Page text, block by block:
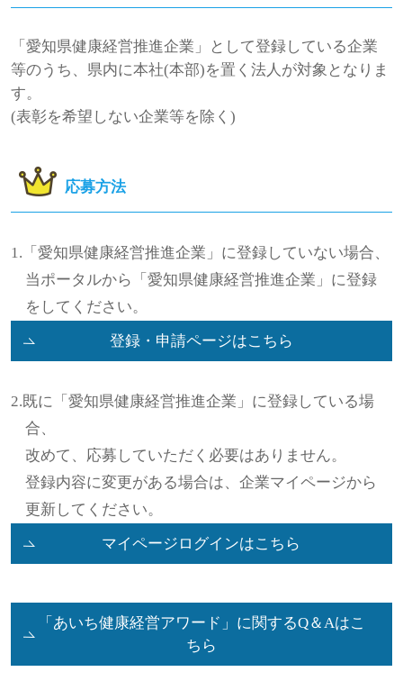
「愛知県健康経営推進企業」として登録している企業
等のうち、県内に本社(本部)を置く法人が対象となりま
す。
(表彰を希望しない企業等を除く)
応募方法
1.「愛知県健康経営推進企業」に登録していない場合、
当ポータルから「愛知県健康経営推進企業」に登録
をしてください。
登録・申請ページはこちら
2.既に「愛知県健康経営推進企業」に登録している場
合、
改めて、応募していただく必要はありません。
登録内容に変更がある場合は、企業マイページから
更新してください。
マイページログインはこちら
「あいち健康経営アワード」に関するQ＆Aはこ
ちら